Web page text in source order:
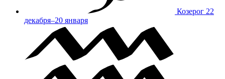
Козерог 22
декабря–20 января